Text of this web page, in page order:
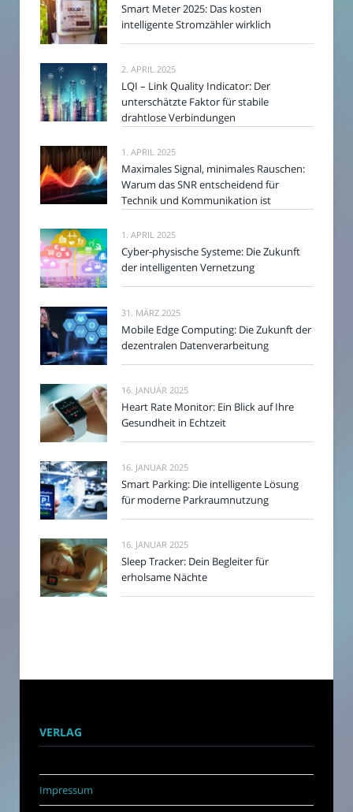
Smart Meter 2025: Das kosten
intelligente Stromzähler wirklich
2. APRIL 2025
LQI – Link Quality Indicator: Der
unterschätzte Faktor für stabile
drahtlose Verbindungen
1. APRIL 2025
Maximales Signal, minimales Rauschen:
Warum das SNR entscheidend für
Technik und Kommunikation ist
1. APRIL 2025
Cyber-physische Systeme: Die Zukunft
der intelligenten Vernetzung
31. MÄRZ 2025
Mobile Edge Computing: Die Zukunft der
dezentralen Datenverarbeitung
16. JANUAR 2025
Heart Rate Monitor: Ein Blick auf Ihre
Gesundheit in Echtzeit
16. JANUAR 2025
Smart Parking: Die intelligente Lösung
für moderne Parkraumnutzung
16. JANUAR 2025
Sleep Tracker: Dein Begleiter für
erholsame Nächte
VERLAG
Impressum